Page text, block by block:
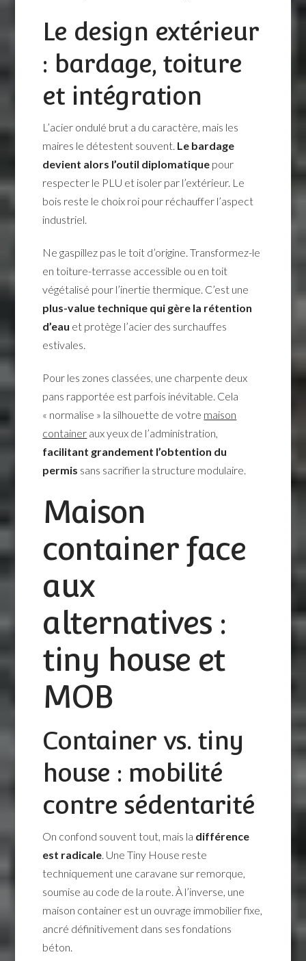
Le design extérieur
: bardage, toiture
et intégration
L’acier ondulé brut a du caractère, mais les
maires le détestent souvent. Le bardage
devient alors l’outil diplomatique pour
respecter le PLU et isoler par l’extérieur. Le
bois reste le choix roi pour réchauffer l’aspect
industriel.
Ne gaspillez pas le toit d’origine. Transformez-le
en toiture-terrasse accessible ou en toit
végétalisé pour l’inertie thermique. C’est une
plus-value technique qui gère la rétention
d’eau et protège l’acier des surchauffes
estivales.
Pour les zones classées, une charpente deux
pans rapportée est parfois inévitable. Cela
« normalise » la silhouette de votre maison
container aux yeux de l’administration,
facilitant grandement l’obtention du
permis sans sacrifier la structure modulaire.
Maison
container face
aux
alternatives :
tiny house et
MOB
Container vs. tiny
house : mobilité
contre sédentarité
On confond souvent tout, mais la différence
est radicale . Une Tiny House reste
techniquement une caravane sur remorque,
soumise au code de la route. À l’inverse, une
maison container est un ouvrage immobilier fixe,
ancré définitivement dans ses fondations
béton.